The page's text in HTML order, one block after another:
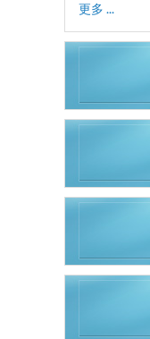
更多 ...